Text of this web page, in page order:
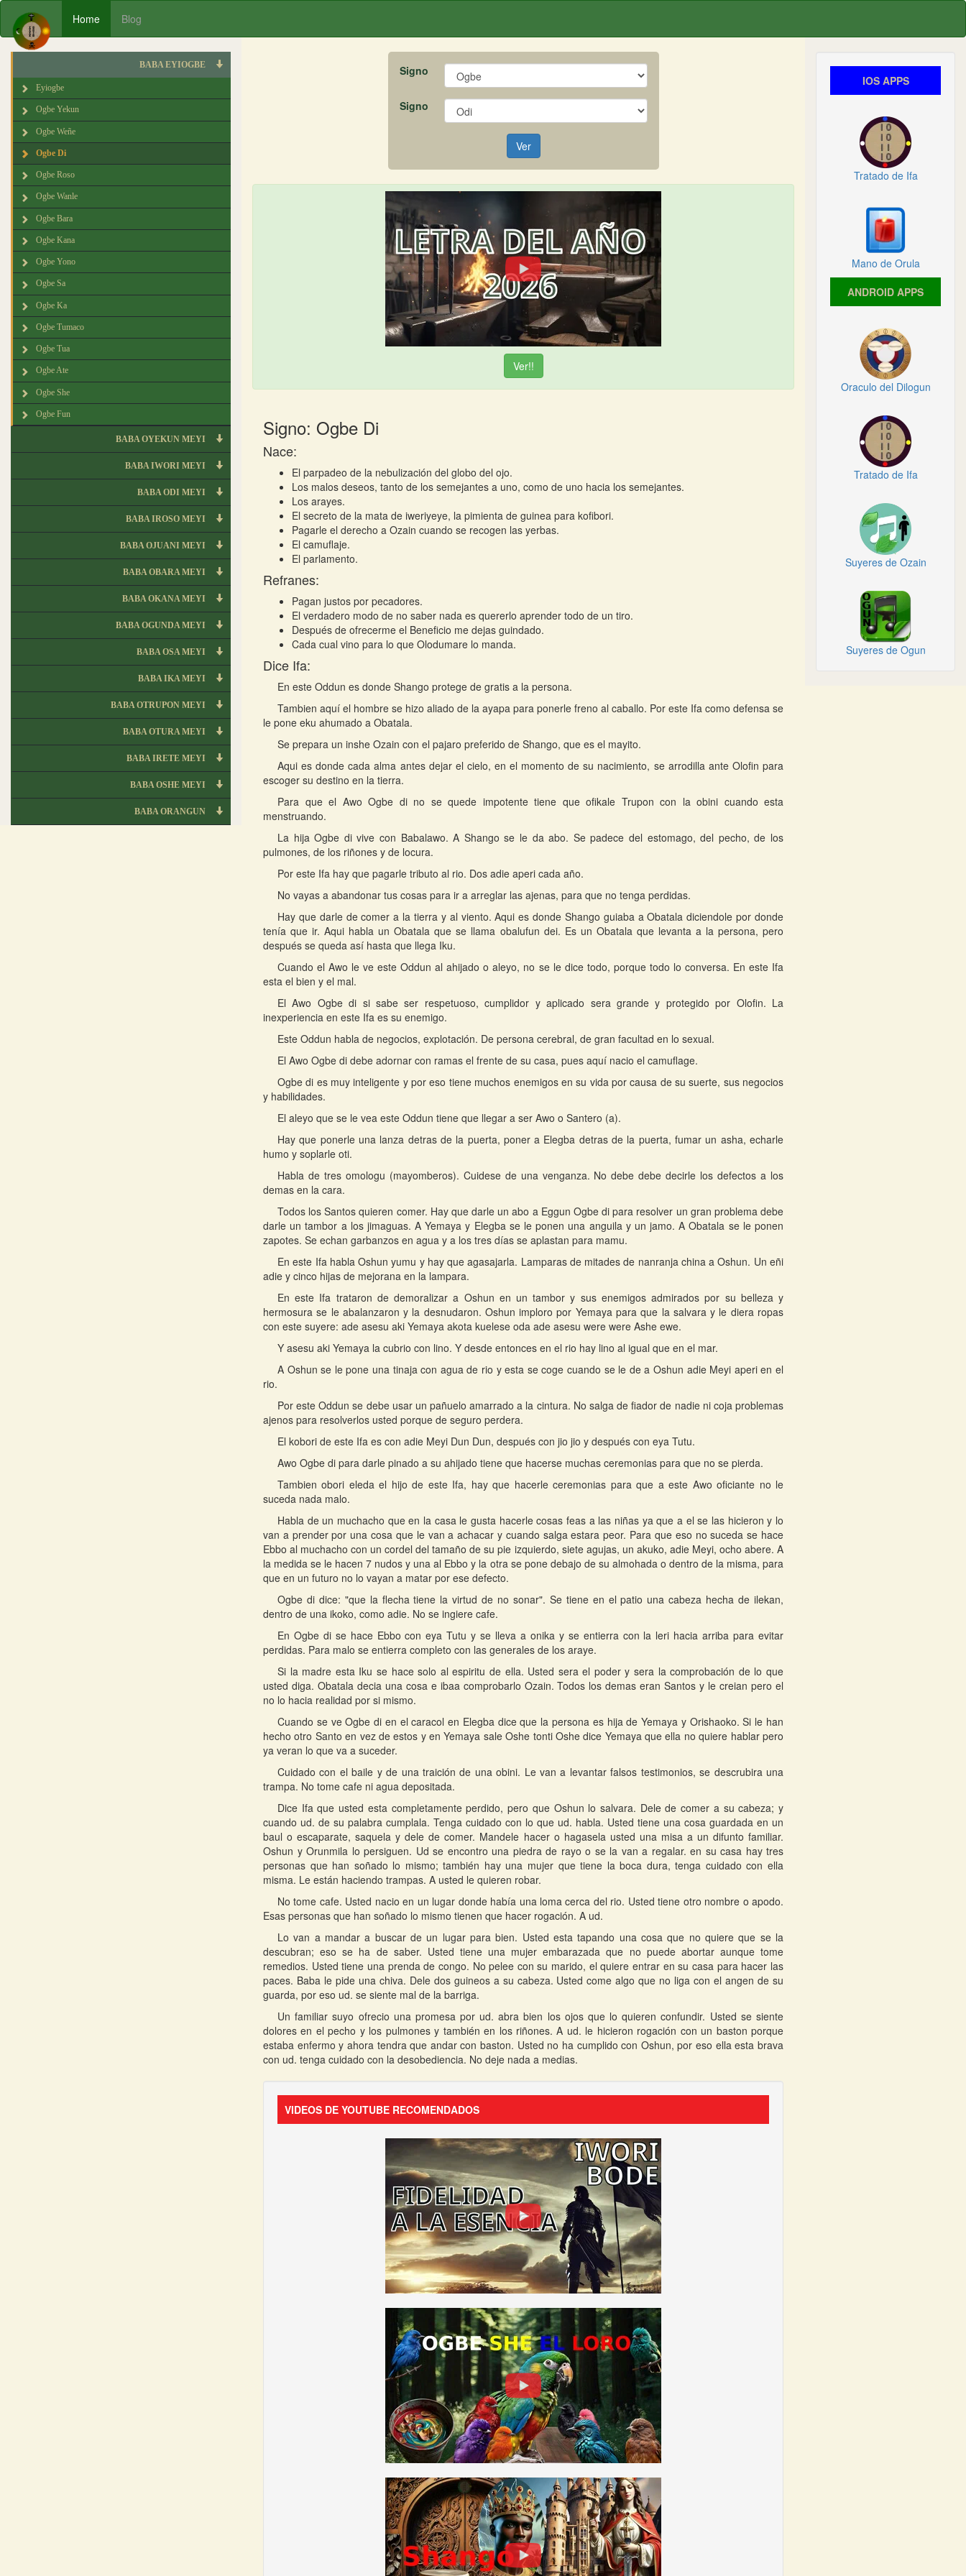
Home Blog
BABA EYIOGBE
Eyiogbe
Ogbe Yekun
Ogbe Weñe
Ogbe Di
Ogbe Roso
Ogbe Wanle
Ogbe Bara
Ogbe Kana
Ogbe Yono
Ogbe Sa
Ogbe Ka
Ogbe Tumaco
Ogbe Tua
Ogbe Ate
Ogbe She
Ogbe Fun
BABA OYEKUN MEYI
BABA IWORI MEYI
BABA ODI MEYI
BABA IROSO MEYI
BABA OJUANI MEYI
BABA OBARA MEYI
BABA OKANA MEYI
BABA OGUNDA MEYI
BABA OSA MEYI
BABA IKA MEYI
BABA OTRUPON MEYI
BABA OTURA MEYI
BABA IRETE MEYI
BABA OSHE MEYI
BABA ORANGUN
Signo
Signo
Ver
Ver!!
Signo: Ogbe Di
Nace:
El parpadeo de la nebulización del globo del ojo.
Los malos deseos, tanto de los semejantes a uno, como de uno hacia los semejantes.
Los arayes.
El secreto de la mata de iweriyeye, la pimienta de guinea para kofibori.
Pagarle el derecho a Ozain cuando se recogen las yerbas.
El camuflaje.
El parlamento.
Refranes:
Pagan justos por pecadores.
El verdadero modo de no saber nada es quererlo aprender todo de un tiro.
Después de ofrecerme el Beneficio me dejas guindado.
Cada cual vino para lo que Olodumare lo manda.
Dice Ifa:
En este Oddun es donde Shango protege de gratis a la persona.
Tambien aquí el hombre se hizo aliado de la ayapa para ponerle freno al caballo. Por este Ifa como defensa se
le pone eku ahumado a Obatala.
Se prepara un inshe Ozain con el pajaro preferido de Shango, que es el mayito.
Aqui es donde cada alma antes dejar el cielo, en el momento de su nacimiento, se arrodilla ante Olofin para
escoger su destino en la tierra.
Para que el Awo Ogbe di no se quede impotente tiene que ofikale Trupon con la obini cuando esta
menstruando.
La hija Ogbe di vive con Babalawo. A Shango se le da abo. Se padece del estomago, del pecho, de los
pulmones, de los riñones y de locura.
Por este Ifa hay que pagarle tributo al rio. Dos adie aperi cada año.
No vayas a abandonar tus cosas para ir a arreglar las ajenas, para que no tenga perdidas.
Hay que darle de comer a la tierra y al viento. Aqui es donde Shango guiaba a Obatala diciendole por donde
tenía que ir. Aqui habla un Obatala que se llama obalufun dei. Es un Obatala que levanta a la persona, pero
después se queda así hasta que llega Iku.
Cuando el Awo le ve este Oddun al ahijado o aleyo, no se le dice todo, porque todo lo conversa. En este Ifa
esta el bien y el mal.
El Awo Ogbe di si sabe ser respetuoso, cumplidor y aplicado sera grande y protegido por Olofin. La
inexperiencia en este Ifa es su enemigo.
Este Oddun habla de negocios, explotación. De persona cerebral, de gran facultad en lo sexual.
El Awo Ogbe di debe adornar con ramas el frente de su casa, pues aquí nacio el camuflage.
Ogbe di es muy inteligente y por eso tiene muchos enemigos en su vida por causa de su suerte, sus negocios
y habilidades.
El aleyo que se le vea este Oddun tiene que llegar a ser Awo o Santero (a).
Hay que ponerle una lanza detras de la puerta, poner a Elegba detras de la puerta, fumar un asha, echarle
humo y soplarle oti.
Habla de tres omologu (mayomberos). Cuidese de una venganza. No debe debe decirle los defectos a los
demas en la cara.
Todos los Santos quieren comer. Hay que darle un abo a Eggun Ogbe di para resolver un gran problema debe
darle un tambor a los jimaguas. A Yemaya y Elegba se le ponen una anguila y un jamo. A Obatala se le ponen
zapotes. Se echan garbanzos en agua y a los tres días se aplastan para mamu.
En este Ifa habla Oshun yumu y hay que agasajarla. Lamparas de mitades de nanranja china a Oshun. Un eñi
adie y cinco hijas de mejorana en la lampara.
En este Ifa trataron de demoralizar a Oshun en un tambor y sus enemigos admirados por su belleza y
hermosura se le abalanzaron y la desnudaron. Oshun imploro por Yemaya para que la salvara y le diera ropas
con este suyere: ade asesu aki Yemaya akota kuelese oda ade asesu were were Ashe ewe.
Y asesu aki Yemaya la cubrio con lino. Y desde entonces en el rio hay lino al igual que en el mar.
A Oshun se le pone una tinaja con agua de rio y esta se coge cuando se le de a Oshun adie Meyi aperi en el
rio.
Por este Oddun se debe usar un pañuelo amarrado a la cintura. No salga de fiador de nadie ni coja problemas
ajenos para resolverlos usted porque de seguro perdera.
El kobori de este Ifa es con adie Meyi Dun Dun, después con jio jio y después con eya Tutu.
Awo Ogbe di para darle pinado a su ahijado tiene que hacerse muchas ceremonias para que no se pierda.
Tambien obori eleda el hijo de este Ifa, hay que hacerle ceremonias para que a este Awo oficiante no le
suceda nada malo.
Habla de un muchacho que en la casa le gusta hacerle cosas feas a las niñas ya que a el se las hicieron y lo
van a prender por una cosa que le van a achacar y cuando salga estara peor. Para que eso no suceda se hace
Ebbo al muchacho con un cordel del tamaño de su pie izquierdo, siete agujas, un akuko, adie Meyi, ocho abere. A
la medida se le hacen 7 nudos y una al Ebbo y la otra se pone debajo de su almohada o dentro de la misma, para
que en un futuro no lo vayan a matar por ese defecto.
Ogbe di dice: "que la flecha tiene la virtud de no sonar". Se tiene en el patio una cabeza hecha de ilekan,
dentro de una ikoko, como adie. No se ingiere cafe.
En Ogbe di se hace Ebbo con eya Tutu y se lleva a onika y se entierra con la leri hacia arriba para evitar
perdidas. Para malo se entierra completo con las generales de los araye.
Si la madre esta Iku se hace solo al espiritu de ella. Usted sera el poder y sera la comprobación de lo que
usted diga. Obatala decia una cosa e ibaa comprobarlo Ozain. Todos los demas eran Santos y le creian pero el
no lo hacia realidad por si mismo.
Cuando se ve Ogbe di en el caracol en Elegba dice que la persona es hija de Yemaya y Orishaoko. Si le han
hecho otro Santo en vez de estos y en Yemaya sale Oshe tonti Oshe dice Yemaya que ella no quiere hablar pero
ya veran lo que va a suceder.
Cuidado con el baile y de una traición de una obini. Le van a levantar falsos testimonios, se descrubira una
trampa. No tome cafe ni agua depositada.
Dice Ifa que usted esta completamente perdido, pero que Oshun lo salvara. Dele de comer a su cabeza; y
cuando ud. de su palabra cumplala. Tenga cuidado con lo que ud. habla. Usted tiene una cosa guardada en un
baul o escaparate, saquela y dele de comer. Mandele hacer o hagasela usted una misa a un difunto familiar.
Oshun y Orunmila lo persiguen. Ud se encontro una piedra de rayo o se la van a regalar. en su casa hay tres
personas que han soñado lo mismo; también hay una mujer que tiene la boca dura, tenga cuidado con ella
misma. Le están haciendo trampas. A usted le quieren robar.
No tome cafe. Usted nacio en un lugar donde había una loma cerca del rio. Usted tiene otro nombre o apodo.
Esas personas que han soñado lo mismo tienen que hacer rogación. A ud.
Lo van a mandar a buscar de un lugar para bien. Usted esta tapando una cosa que no quiere que se la
descubran; eso se ha de saber. Usted tiene una mujer embarazada que no puede abortar aunque tome
remedios. Usted tiene una prenda de congo. No pelee con su marido, el quiere entrar en su casa para hacer las
paces. Baba le pide una chiva. Dele dos guineos a su cabeza. Usted come algo que no liga con el angen de su
guarda, por eso ud. se siente mal de la barriga.
Un familiar suyo ofrecio una promesa por ud. abra bien los ojos que lo quieren confundir. Usted se siente
dolores en el pecho y los pulmones y también en los riñones. A ud. le hicieron rogación con un baston porque
estaba enfermo y ahora tendra que andar con baston. Usted no ha cumplido con Oshun, por eso ella esta brava
con ud. tenga cuidado con la desobediencia. No deje nada a medias.
VIDEOS DE YOUTUBE RECOMENDADOS
IOS APPS
Tratado de Ifa
Mano de Orula
ANDROID APPS
Oraculo del Dilogun
Tratado de Ifa
Suyeres de Ozain
Suyeres de Ogun